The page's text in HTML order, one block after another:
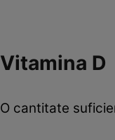
Vitamina D
O cantitate